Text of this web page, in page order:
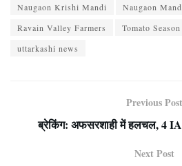
Naugaon Krishi Mandi
Naugaon
Ravain Valley Farmers
Tomato
uttarkashi news
Previous Post
ब्रेकिंग: अफसरशाही में हलचल, 4
Next Post